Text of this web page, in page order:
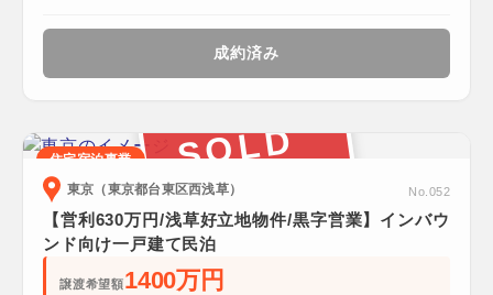
成約済み
SOLD
住宅宿泊事業
東京（東京都台東区西浅草）
No.052
【営利630万円/浅草好立地物件/黒字営業】インバウ
ンド向け一戸建て民泊
譲渡希望額1400万円